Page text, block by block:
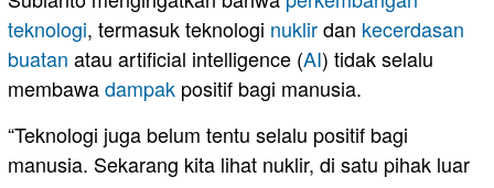
teknologi, termasuk teknologi nuklirdan kecerdasan
buatan atau artificial intelligence (AI) tidak selalu
membawadampak positif bagi manusia.
“Teknologi juga belum tentu selalu positif bagi
manusia. Sekarang kita lihat nuklir, di satu pihak luar